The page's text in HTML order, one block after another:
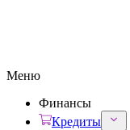
Меню
Финансы
Кредиты